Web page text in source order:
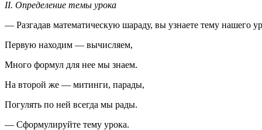
II. Определение темы урока
— Разгадав математическую шараду, вы узнаете тему нашего
Первую находим — вычисляем,
Много формул для нее мы знаем.
На второй же — митинги, парады,
Погулять по ней всегда мы рады.
— Сформулируйте тему урока.